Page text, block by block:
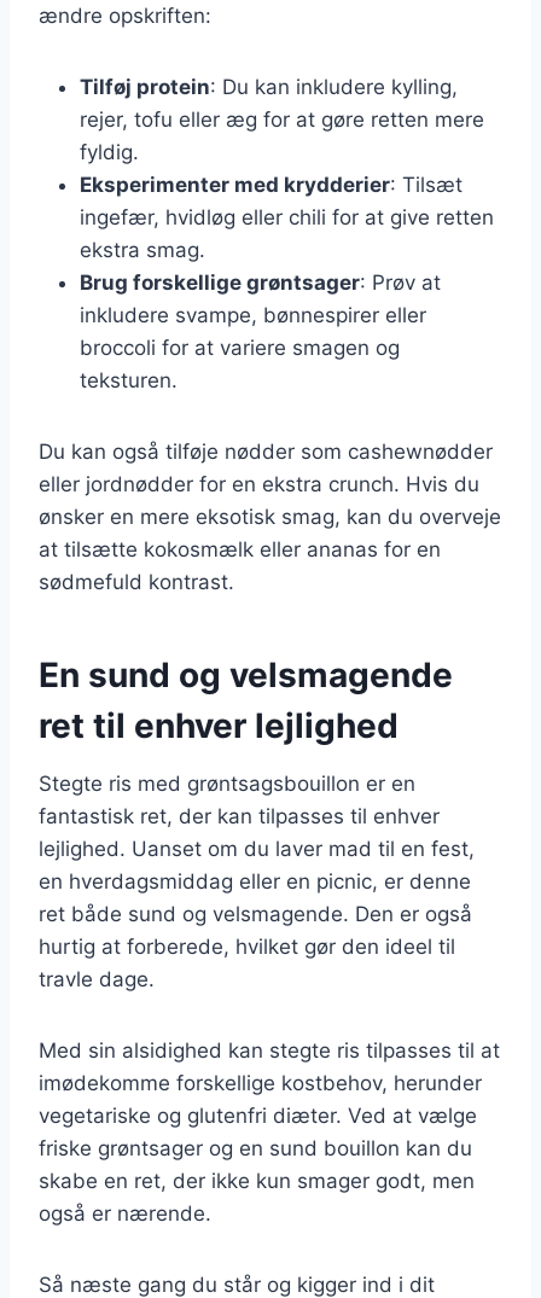
ændre opskriften:
Tilføj protein: Du kan inkludere kylling,
rejer, tofu eller æg for at gøre retten mere
fyldig.
Eksperimenter med krydderier: Tilsæt
ingefær, hvidløg eller chili for at give retten
ekstra smag.
Brug forskellige grøntsager: Prøv at
inkludere svampe, bønnespirer eller
broccoli for at variere smagen og
teksturen.
Du kan også tilføje nødder som cashewnødder
eller jordnødder for en ekstra crunch. Hvis du
ønsker en mere eksotisk smag, kan du overveje
at tilsætte kokosmælk eller ananas for en
sødmefuld kontrast.
En sund og velsmagende
ret til enhver lejlighed
Stegte ris med grøntsagsbouillon er en
fantastisk ret, der kan tilpasses til enhver
lejlighed. Uanset om du laver mad til en fest,
en hverdagsmiddag eller en picnic, er denne
ret både sund og velsmagende. Den er også
hurtig at forberede, hvilket gør den ideel til
travle dage.
Med sin alsidighed kan stegte ris tilpasses til at
imødekomme forskellige kostbehov, herunder
vegetariske og glutenfri diæter. Ved at vælge
friske grøntsager og en sund bouillon kan du
skabe en ret, der ikke kun smager godt, men
også er nærende.
Så næste gang du står og kigger ind i dit